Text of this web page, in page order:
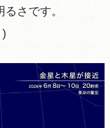
さです。
)